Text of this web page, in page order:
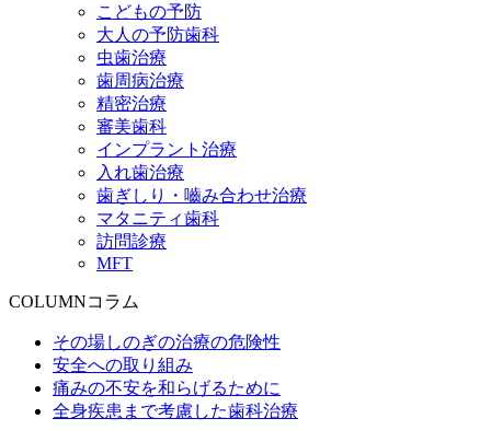
こどもの予防
大人の予防歯科
虫歯治療
歯周病治療
精密治療
審美歯科
インプラント治療
入れ歯治療
歯ぎしり・嚙み合わせ治療
マタニティ歯科
訪問診療
MFT
COLUMNコラム
その場しのぎの治療の危険性
安全への取り組み
痛みの不安を和らげるために
全身疾患まで考慮した歯科治療